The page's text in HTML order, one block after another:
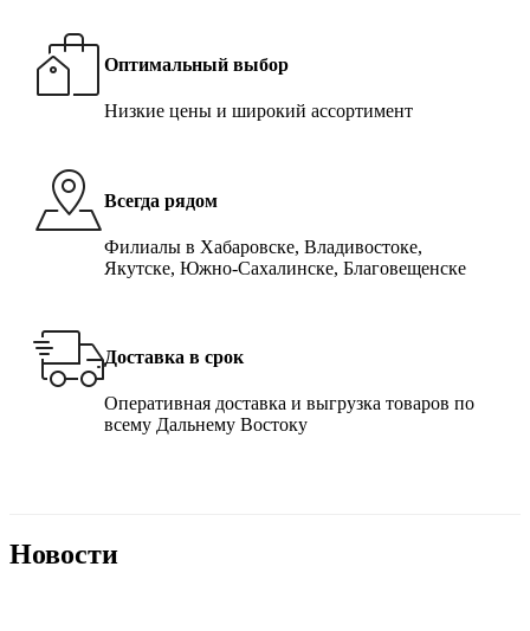
Оптимальный выбор
Низкие цены и широкий ассортимент
Всегда рядом
Филиалы в Хабаровске, Владивостоке,
Якутске, Южно-Сахалинске, Благовещенске
Доставка в срок
Оперативная доставка и выгрузка товаров по
всему Дальнему Востоку
Новости